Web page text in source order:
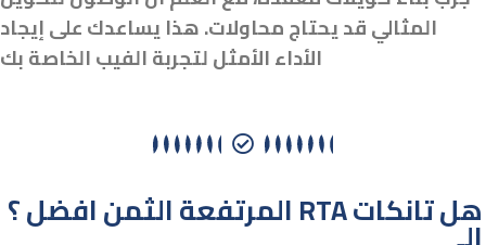
المثالي قد يحتاج محاولات. هذا يساعدك على إيجاد
الأداء الأمثل لتجربة الفيب الخاصة بك
المرتفعة الثمن افضل ؟ RTA هل تانكات